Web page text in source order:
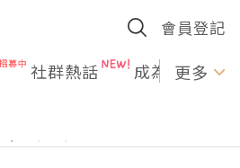
會員登記
社群熱話 成為U更多